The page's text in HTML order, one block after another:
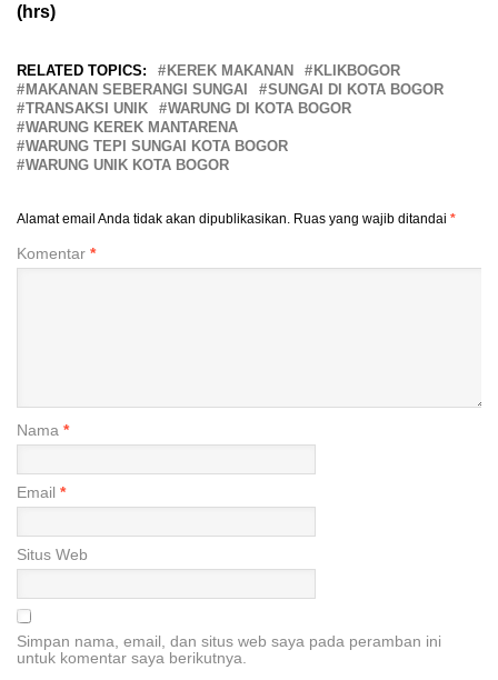
(hrs)
RELATED TOPICS: KEREK MAKANAN
KLIKBOGOR
MAKANAN SEBERANGI SUNGAI
SUNGAI DI KOTA BOGOR
TRANSAKSI UNIK
WARUNG DI KOTA BOGOR
WARUNG KEREK MANTARENA
WARUNG TEPI SUNGAI KOTA BOGOR
WARUNG UNIK KOTA BOGOR
Alamat email Anda tidak akan dipublikasikan. Ruas yang wajib ditandai *
Komentar *
Nama *
Email *
Situs Web
Simpan nama, email, dan situs web saya pada peramban ini
untuk komentar saya berikutnya.